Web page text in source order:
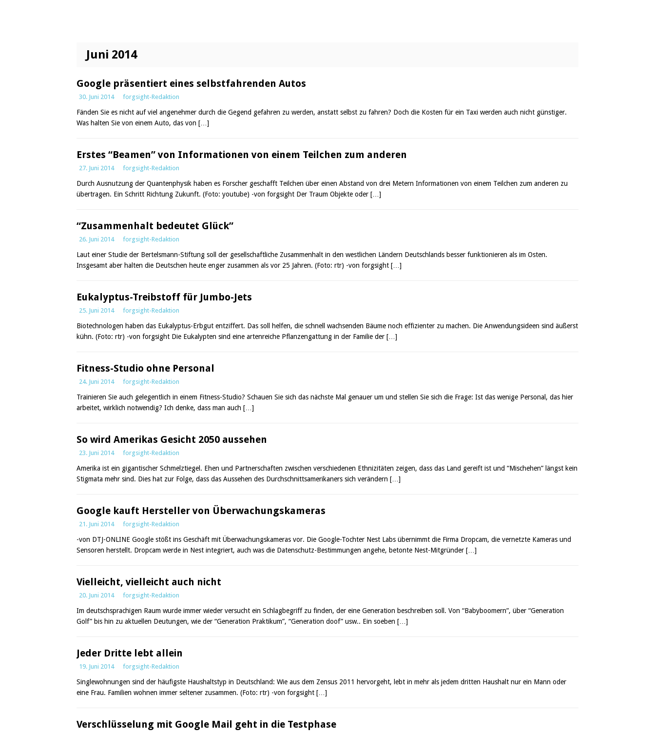
Juni 2014
Google präsentiert eines selbstfahrenden Autos
30. Juni 2014 forgsight-Redaktion
Fänden Sie es nicht auf viel angenehmer durch die Gegend gefahren zu werden, anstatt selbst zu fahren? Doch die Kosten für ein Taxi werden auch nicht günstiger.
Was halten Sie von einem Auto, das von […]
Erstes “Beamen” von Informationen von einem Teilchen zum anderen
27. Juni 2014 forgsight-Redaktion
Durch Ausnutzung der Quantenphysik haben es Forscher geschafft Teilchen über einen Abstand von drei Metern Informationen von einem Teilchen zum anderen zu
übertragen. Ein Schritt Richtung Zukunft. (Foto: youtube) -von forgsight Der Traum Objekte oder […]
“Zusammenhalt bedeutet Glück”
26. Juni 2014 forgsight-Redaktion
Laut einer Studie der Bertelsmann-Stiftung soll der gesellschaftliche Zusammenhalt in den westlichen Ländern Deutschlands besser funktionieren als im Osten.
Insgesamt aber halten die Deutschen heute enger zusammen als vor 25 Jahren. (Foto: rtr) -von forgsight […]
Eukalyptus-Treibstoff für Jumbo-Jets
25. Juni 2014 forgsight-Redaktion
Biotechnologen haben das Eukalyptus-Erbgut entziffert. Das soll helfen, die schnell wachsenden Bäume noch effizienter zu machen. Die Anwendungsideen sind äußerst
kühn. (Foto: rtr) -von forgsight Die Eukalypten sind eine artenreiche Pflanzengattung in der Familie der […]
Fitness-Studio ohne Personal
24. Juni 2014 forgsight-Redaktion
Trainieren Sie auch gelegentlich in einem Fitness-Studio? Schauen Sie sich das nächste Mal genauer um und stellen Sie sich die Frage: Ist das wenige Personal, das hier
arbeitet, wirklich notwendig? Ich denke, dass man auch […]
So wird Amerikas Gesicht 2050 aussehen
23. Juni 2014 forgsight-Redaktion
Amerika ist ein gigantischer Schmelztiegel. Ehen und Partnerschaften zwischen verschiedenen Ethnizitäten zeigen, dass das Land gereift ist und “Mischehen” längst kein
Stigmata mehr sind. Dies hat zur Folge, dass das Aussehen des Durchschnittsamerikaners sich verändern […]
Google kauft Hersteller von Überwachungskameras
21. Juni 2014 forgsight-Redaktion
-von DTJ-ONLINE Google stößt ins Geschäft mit Überwachungskameras vor. Die Google-Tochter Nest Labs übernimmt die Firma Dropcam, die vernetzte Kameras und
Sensoren herstellt. Dropcam werde in Nest integriert, auch was die Datenschutz-Bestimmungen angehe, betonte Nest-Mitgründer […]
Vielleicht, vielleicht auch nicht
20. Juni 2014 forgsight-Redaktion
Im deutschsprachigen Raum wurde immer wieder versucht ein Schlagbegriff zu finden, der eine Generation beschreiben soll. Von “Babyboomern”, über “Generation
Golf” bis hin zu aktuellen Deutungen, wie der “Generation Praktikum”, “Generation doof” usw.. Ein soeben […]
Jeder Dritte lebt allein
19. Juni 2014 forgsight-Redaktion
Singlewohnungen sind der häufigste Haushaltstyp in Deutschland: Wie aus dem Zensus 2011 hervorgeht, lebt in mehr als jedem dritten Haushalt nur ein Mann oder
eine Frau. Familien wohnen immer seltener zusammen. (Foto: rtr) -von forgsight […]
Verschlüsselung mit Google Mail geht in die Testphase